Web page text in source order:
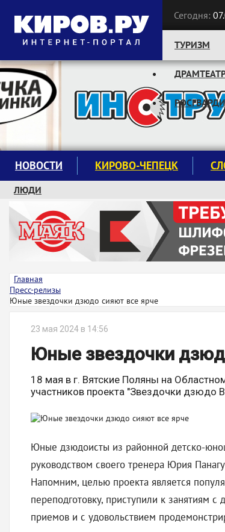
Сегодня:
Следите за новостями:
ТУРИЗМ
НОВОСТИ КИРОВО-ЧЕПЕЦК
ЛЮДИ
КРУЖКИ И СЕКЦИИ
ЗАВОДУ "МАЯК" 85 ЛЕТ
ЭКОЛОГИЯ
Главная
Пресс-релизы
Юные звездочки дзюдо сияют все ярче
23 мая 2024 в 14:56
Юные звездочки
18 мая в г. Вятские Поляны на
участников проекта "Звездочки дзюдо
Юные дзюдоисты из районной детско-
руководством своего тренера Юрия
Напомним, целью проекта является
переподготовку, приступили к занятиям
приемов и с удовольствием